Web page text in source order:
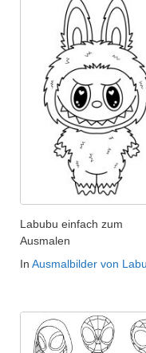
Labubu einfach zum
Ausmalen
In Ausmalbilder von